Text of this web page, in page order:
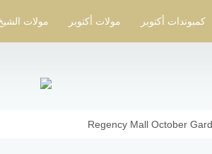
كمبوندات أكتوبر مولات أكتوبر مولات